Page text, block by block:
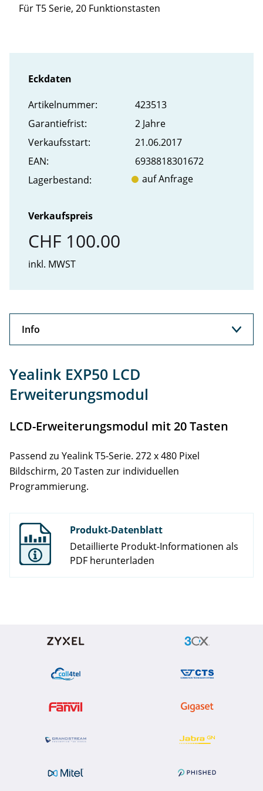
Für T5 Serie, 20 Funktionstasten
Eckdaten
Artikel­nummer:
423513
Garantiefrist:
2 Jahre
Verkaufs­start:
21.06.2017
EAN:
6938818301672
Lager­bestand:
auf Anfrage
Verkaufspreis
CHF 100.00
inkl. MWST
Info
Support
Yealink EXP50 LCD
Erweiterungsmodul
LCD-Erweiterungsmodul mit 20 Tasten
Passend zu Yealink T5-Serie. 272 x 480 Pixel
Bildschirm, 20 Tasten zur individuellen
Programmierung.
Produkt-Datenblatt
Detaillierte Produkt-Informationen als
PDF herunterladen